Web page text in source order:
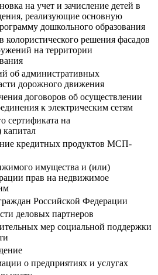
на учет и зачисление детей в
реализующие основную
дошкольного образования
колористического решения фасадов
на территории
об административных
дорожного движения
договоров об осуществлении
к электрическим сетям
сертификата на
кредитных продуктов МСП-
имущества и (или)
прав на недвижимое
Российской Федерации
деловых партнеров
мер социальной поддержки
о предприятиях и услугах